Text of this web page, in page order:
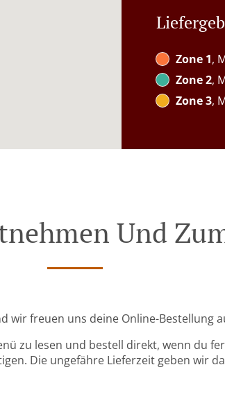
Zone 1,
Zone 2,
Zone 3,
Und
wir freuen uns deine Online-Bestellung
zu lesen und bestell direkt, wenn du
Die ungefähre Lieferzeit geben wir